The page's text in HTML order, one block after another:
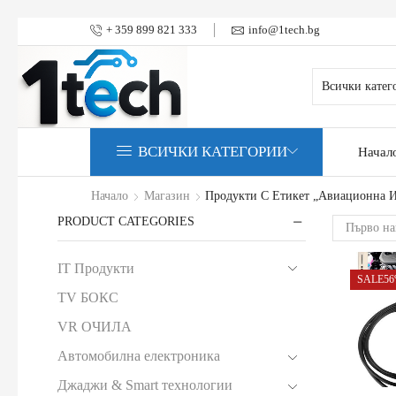
+ 359 899 821 333 info@1tech.bg
ВСИЧКИ КАТЕГОРИИ
Начало Магазин Продукти С Етикет „авиационна
SALE
PRODUCT CATEGORIES
IT Продукти
TV БОКС
VR ОЧИЛА
Автомобилна електроника
Джаджи & Smart технологии